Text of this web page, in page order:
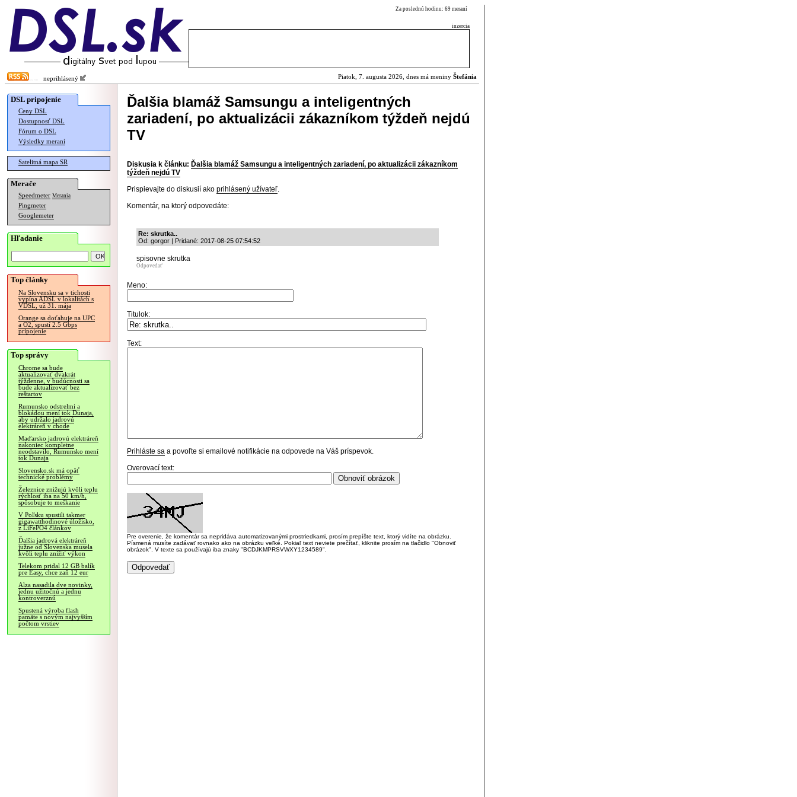
Za poslednú hodinu: 69 meraní
inzercia
neprihlásený Piatok, 7. augusta 2026, dnes má meniny Štefánia
DSL pripojenie
Ceny DSL
Dostupnosť DSL
Fórum o DSL
Výsledky meraní
Satelitná mapa SR
Merače
Speedmeter Merania
Pingmeter
Googlemeter
Hľadanie
Top články
Na Slovensku sa v tichosti
vypína ADSL v lokalitách s
VDSL, už 31. mája
Orange sa doťahuje na UPC
a O2, spustí 2.5 Gbps
pripojenie
Top správy
Chrome sa bude
aktualizovať dvakrát
týždenne, v budúcnosti sa
bude aktualizovať bez
reštartov
Rumunsko odstrelmi a
blokádou mení tok Dunaja,
aby udržalo jadrovú
elektráreň v chode
Maďarsko jadrovú elektráreň
nakoniec kompletne
neodstavilo, Rumunsko mení
tok Dunaja
Slovensko.sk má opäť
technické problémy
Železnice znižujú kvôli teplu
rýchlosť iba na 50 km/h,
spôsobuje to meškanie
V Poľsku spustili takmer
gigawatthodinové úložisko,
z LiFePO4 článkov
Ďalšia jadrová elektráreň
južne od Slovenska musela
kvôli teplu znížiť výkon
Telekom pridal 12 GB balík
pre Easy, chce zaň 12 eur
Alza nasadila dve novinky,
jednu užitočnú a jednu
kontroverznú
Spustená výroba flash
pamäte s novým najvyšším
počtom vrstiev
Ďalšia blamáž Samsungu a inteligentných
zariadení, po aktualizácii zákazníkom týždeň nejdú
TV
Diskusia k článku: Ďalšia blamáž Samsungu a inteligentných zariadení, po aktualizácii zákazníkom
týždeň nejdú TV
Prispievajte do diskusií ako prihlásený užívateľ.
Komentár, na ktorý odpovedáte:
Re: skrutka..
Od: gorgor | Pridané: 2017-08-25 07:54:52
spisovne skrutka
Odpovedať
Meno:
Titulok:
Text:
Prihláste sa a povoľte si emailové notifikácie na odpovede na Váš príspevok.
Overovací text:
Pre overenie, že komentár sa nepridáva automatizovanými prostriedkami, prosím prepíšte text, ktorý vidíte na obrázku.
Písmená musíte zadávať rovnako ako na obrázku veľké. Pokiaľ text neviete prečítať, kliknite prosím na tlačidlo "Obnoviť
obrázok". V texte sa používajú iba znaky "BCDJKMPRSVWXY1234589".